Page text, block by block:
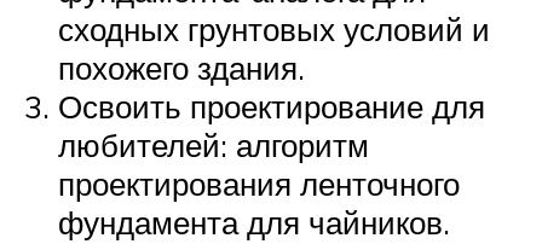
сходных грунтовых условий и
похожего здания.
Освоить проектирование для
любителей: алгоритм
проектирования ленточного
фундамента для чайников.